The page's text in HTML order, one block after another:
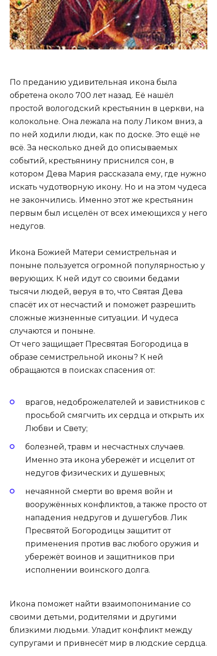
По преданию удивительная икона была
обретена около 700 лет назад. Её нашёл
простой вологодский крестьянин в церкви, на
колокольне. Она лежала на полу Ликом вниз, а
по ней ходили люди, как по доске. Это ещё не
всё. За несколько дней до описываемых
событий, крестьянину приснился сон, в
котором Дева Мария рассказала ему, где нужно
искать чудотворную икону. Но и на этом чудеса
не закончились. Именно этот же крестьянин
первым был исцелён от всех имеющихся у него
недугов.
Икона Божией Матери семистрельная и
поныне пользуется огромной популярностью у
верующих. К ней идут со своими бедами
тысячи людей, веруя в то, что Святая Дева
спасёт их от несчастий и поможет разрешить
сложные жизненные ситуации. И чудеса
случаются и поныне.
От чего защищает Пресвятая Богородица в
образе семистрельной иконы? К ней
обращаются в поисках спасения от:
врагов, недоброжелателей и завистников с
просьбой смягчить их сердца и открыть их
Любви и Свету;
болезней, травм и несчастных случаев.
Именно эта икона убережёт и исцелит от
недугов физических и душевных;
нечаянной смерти во время войн и
вооружённых конфликтов, а также просто от
нападения недругов и душегубов. Лик
Пресвятой Богородицы защитит от
применения против вас любого оружия и
убережёт воинов и защитников при
исполнении воинского долга.
Икона поможет найти взаимопонимание со
своими детьми, родителями и другими
близкими людьми. Уладит конфликт между
супругами и привнесёт мир в людские сердца.